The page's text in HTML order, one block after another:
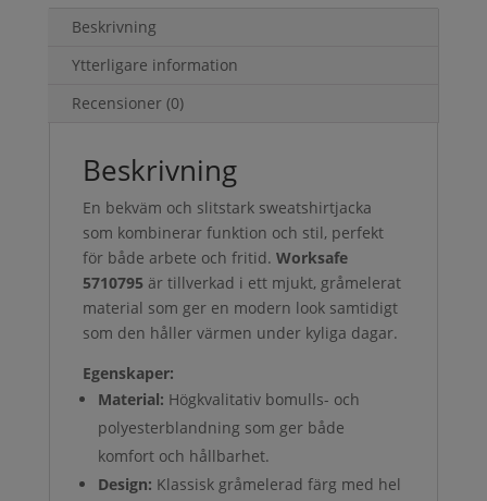
Beskrivning
Ytterligare information
Recensioner (0)
Beskrivning
En bekväm och slitstark sweatshirtjacka
som kombinerar funktion och stil, perfekt
för både arbete och fritid. Worksafe
5710795 är tillverkad i ett mjukt, gråmelerat
material som ger en modern look samtidigt
som den håller värmen under kyliga dagar.
Egenskaper:
Material: Högkvalitativ bomulls- och
polyesterblandning som ger både
komfort och hållbarhet.
Design: Klassisk gråmelerad färg med hel